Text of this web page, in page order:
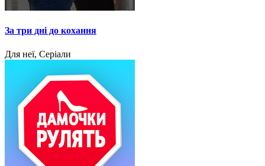
За три дні до кохання
Для неї, Серіали